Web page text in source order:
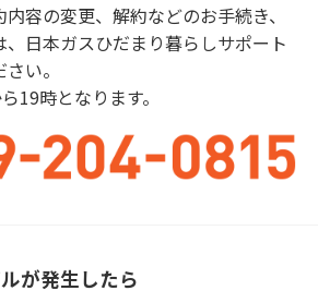
容の変更、解約などのお手続き、
日本ガスひだまり暮らしサポート
い。
19時となります。
が発生したら